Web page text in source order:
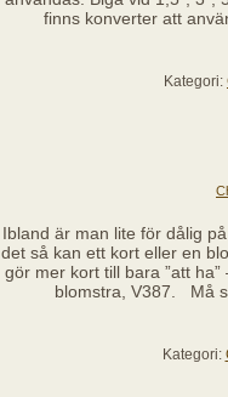
finns konverter att
Kategori:
Ibland är man lite för dålig
det så kan ett kort eller en
gör mer kort till bara ”att
blomstra, V387. Må
Kategori: